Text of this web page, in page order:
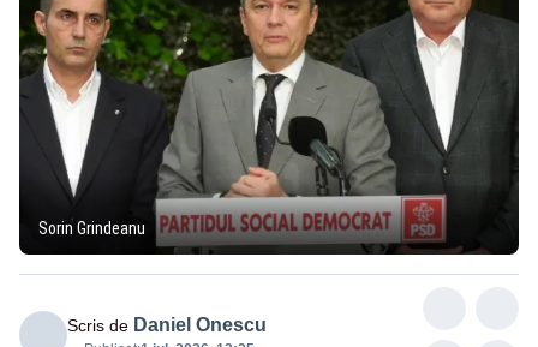
Sorin Grindeanu
Scris de Daniel Onescu